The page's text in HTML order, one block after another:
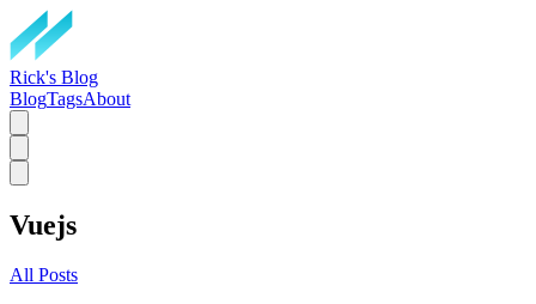
Rick's Blog
BlogTagsAbout
Vuejs
All Posts